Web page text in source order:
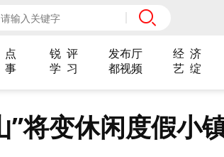
点 锐 评 发布厅 经 济
事
学 习 都视频 艺 绽
”将变休闲度假小